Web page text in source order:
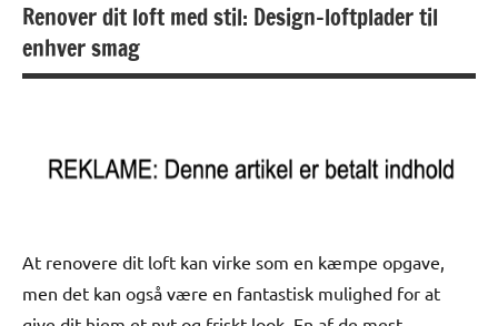
Renover dit loft med stil: Design-loftplader til
enhver smag
At renovere dit loft kan virke som en kæmpe opgave,
men det kan også være en fantastisk mulighed for at